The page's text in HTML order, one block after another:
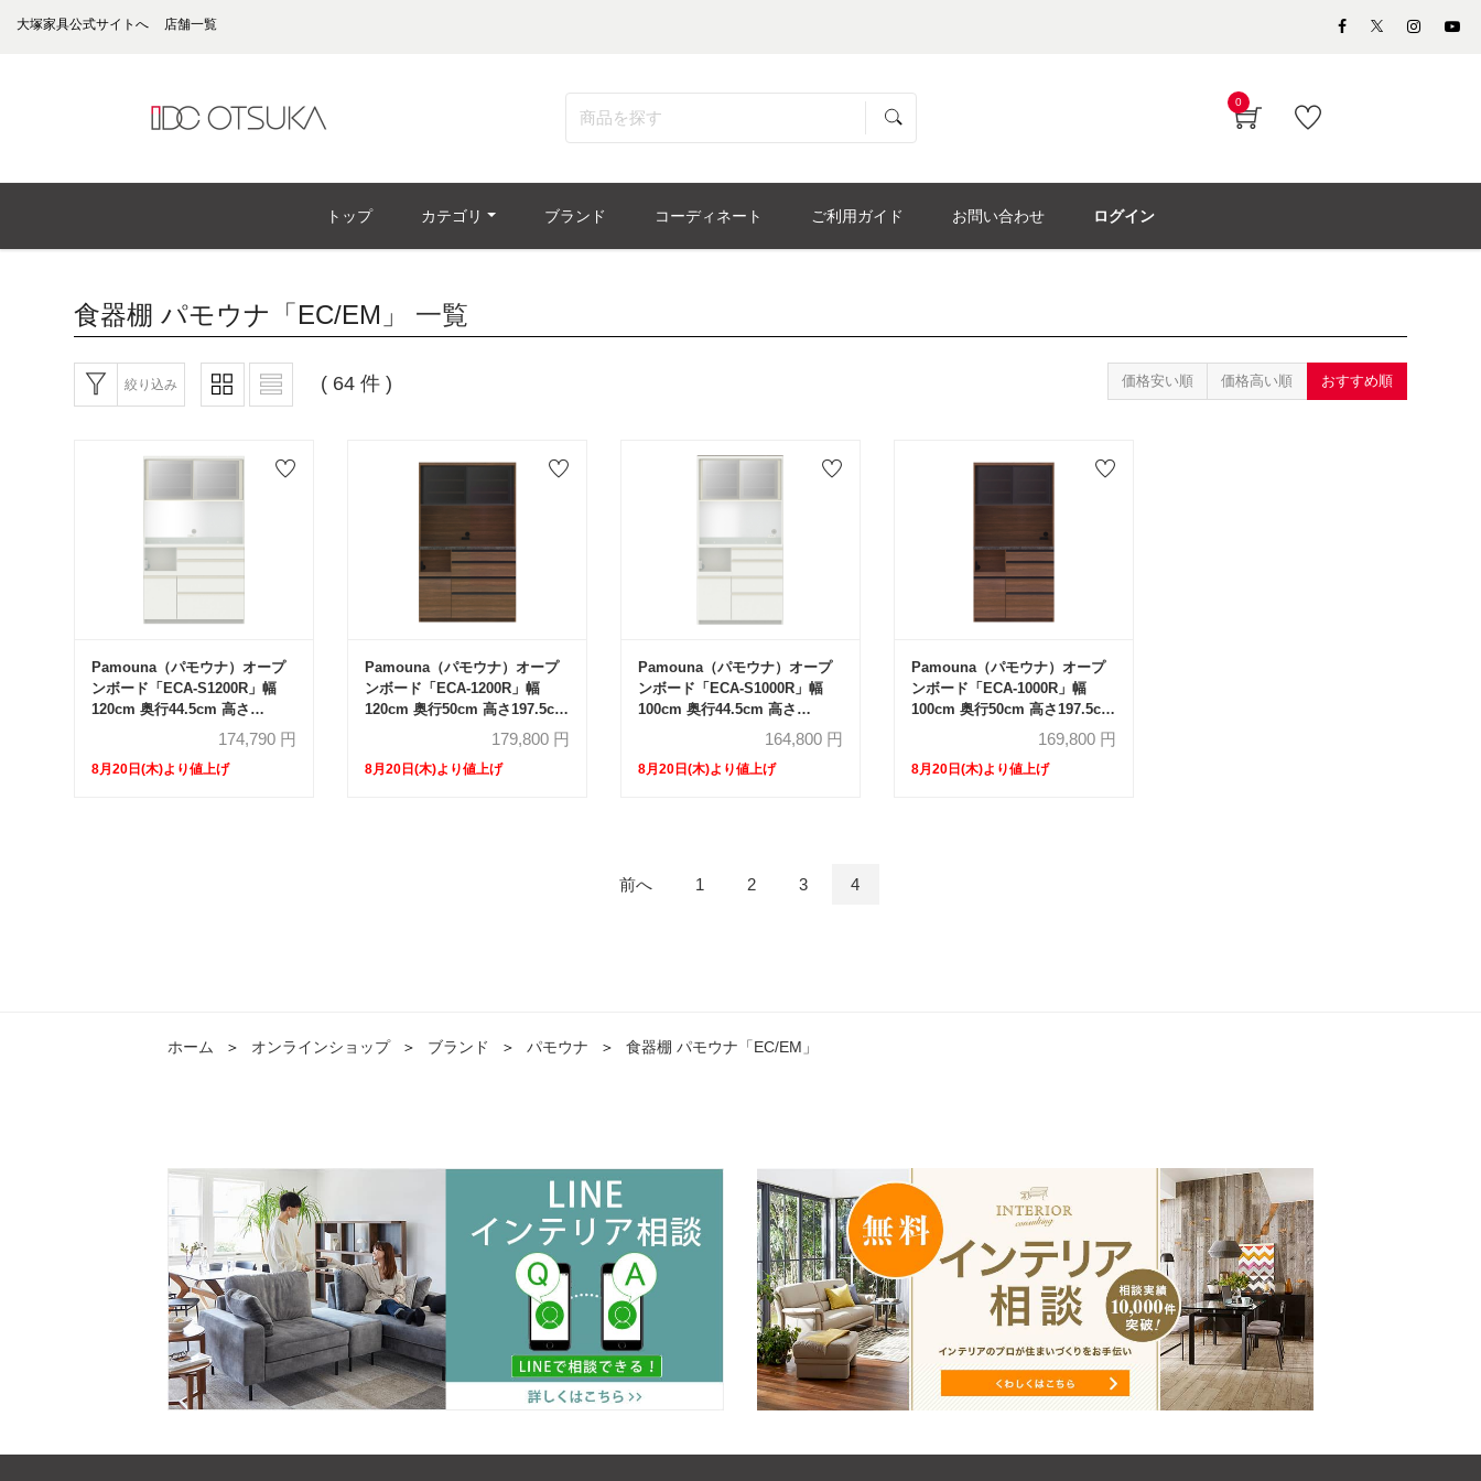
大塚家具公式サイトへ 店舗一覧
0
トップ カテゴリ ブランド コーディネート ご利用ガイド お問い合わせ ログイン
食器棚 パモウナ「EC/EM」 一覧
絞り込み ( 64 件 ) 価格安い順 価格高い順 おすすめ順
Pamouna（パモウナ）オープ
ンボード「ECA-S1200R」幅
120cm 奥行44.5cm 高さ
197.5cm スライドドア ハイカ
174,790円
8月20日(木)より値上げ
Pamouna（パモウナ）オープ
ンボード「ECA-1200R」幅
120cm 奥行50cm 高さ197.5cm
スライドドア ハイカウンター
179,800円
8月20日(木)より値上げ
Pamouna（パモウナ）オープ
ンボード「ECA-S1000R」幅
100cm 奥行44.5cm 高さ
197.5cm スライドドア ハイカ
164,800 円
8月20日(木)より値上げ
Pamouna（パモウナ）オープ
ンボード「ECA-1000R」幅
100cm 奥行50cm 高さ197.5cm
スライドドア ハイカウンター
169,800 円
8月20日(木)より値上げ
前へ 1 2 3 4
ホーム ＞ オンラインショップ ＞ ブランド ＞ パモウナ ＞ 食器棚 パモウナ「EC/EM」